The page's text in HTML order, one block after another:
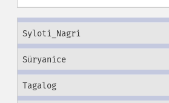
Syloti_Nagri
Süryanice
Tagalog